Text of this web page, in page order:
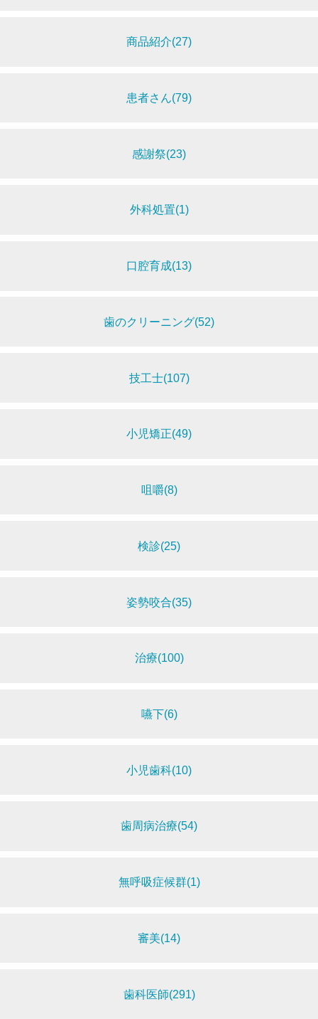
商品紹介(27)
患者さん(79)
感謝祭(23)
外科処置(1)
口腔育成(13)
歯のクリーニング(52)
技工士(107)
小児矯正(49)
咀嚼(8)
検診(25)
姿勢咬合(35)
治療(100)
嚥下(6)
小児歯科(10)
歯周病治療(54)
無呼吸症候群(1)
審美(14)
歯科医師(291)